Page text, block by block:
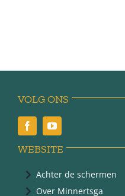
VOLG ONS
WEBSITE
Achter de schermen
Over Minnertsga